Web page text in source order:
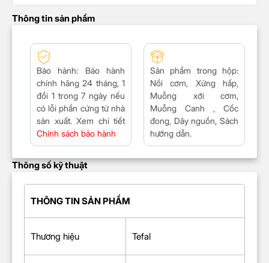
Thông tin sản phẩm
Bảo hành: Bảo hành
chính hãng 24 tháng, 1
đổi 1 trong 7 ngày nếu
có lỗi phần cứng từ nhà
sản xuất. Xem chi tiết
Chính sách bảo hành
Sản phẩm trong hộp:
Nồi cơm, Xửng hấp,
Muỗng xới cơm,
Muỗng Canh , Cốc
đong, Dây nguồn, Sách
hướng dẫn.
Thông số kỹ thuật
THÔNG TIN SẢN PHẨM
Thương hiệu Tefal